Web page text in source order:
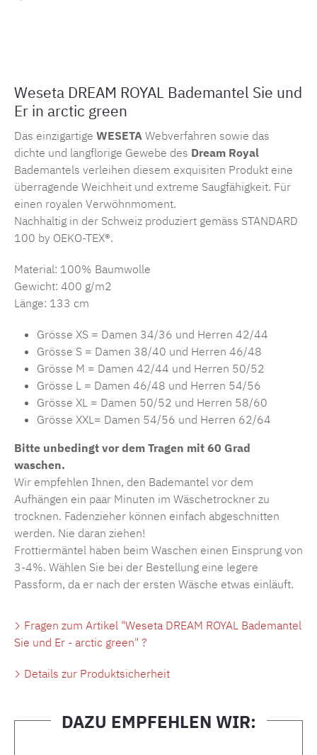
Weseta DREAM ROYAL Bademantel Sie und
Er in arctic green
Das einzigartige WESETA Webverfahren sowie das
dichte und langflorige Gewebe des Dream Royal
Bademantels verleihen diesem exquisiten Produkt eine
überragende Weichheit und extreme Saugfähigkeit. Für
einen royalen Verwöhnmoment.
Nachhaltig in der Schweiz produziert gemäss STANDARD
100 by OEKO-TEX®.
Material: 100% Baumwolle
Gewicht: 400 g/m2
Länge: 133 cm
Grösse XS = Damen 34/36 und Herren 42/44
Grösse S = Damen 38/40 und Herren 46/48
Grösse M = Damen 42/44 und Herren 50/52
Grösse L = Damen 46/48 und Herren 54/56
Grösse XL = Damen 50/52 und Herren 58/60
Grösse XXL= Damen 54/56 und Herren 62/64
Bitte unbedingt vor dem Tragen mit 60 Grad
waschen.
Wir empfehlen Ihnen, den Bademantel vor dem
Aufhängen ein paar Minuten im Wäschetrockner zu
trocknen. Fadenzieher können einfach abgeschnitten
werden. Nie daran ziehen!
Frottiermäntel haben beim Waschen einen Einsprung von
3-4%. Wählen Sie bei der Bestellung eine legere
Passform, da er nach der ersten Wäsche etwas einläuft.
Fragen zum Artikel "Weseta DREAM ROYAL Bademantel
Sie und Er - arctic green" ?
Details zur Produktsicherheit
DAZU EMPFEHLEN WIR: